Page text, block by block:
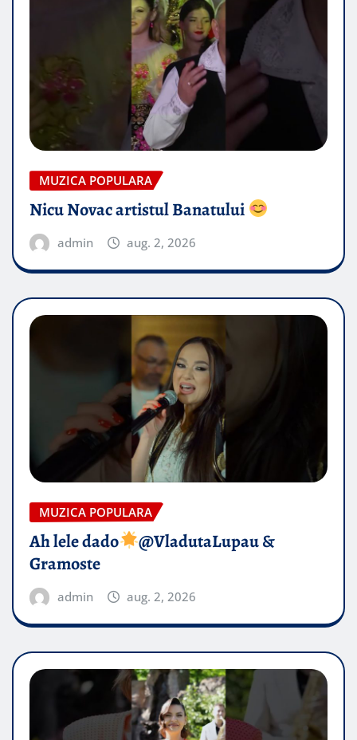
MUZICA POPULARA
Nicu Novac artistul Banatului
admin aug. 2, 2026
MUZICA POPULARA
Ah lele dado​
@VladutaLupau &
Gramoste
admin aug. 2, 2026